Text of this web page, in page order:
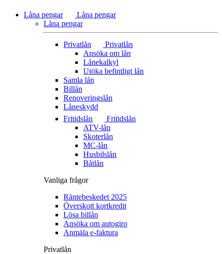
Låna pengar
Låna pengar
Låna pengar
Privatlån
Privatlån
Ansöka om lån
Lånekalkyl
Utöka befintligt lån
Samla lån
Billån
Renoveringslån
Låneskydd
Fritidslån
Fritidslån
ATV-lån
Skoterlån
MC-lån
Husbilslån
Båtlån
Vanliga frågor
Räntebeskedet 2025
Överskott kortkredit
Lösa billån
Ansöka om autogiro
Anmäla e-faktura
Privatlån